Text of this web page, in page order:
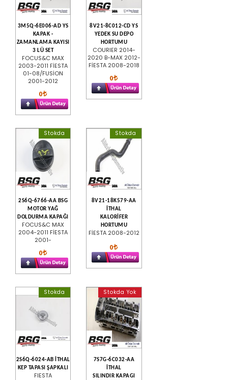
3M5Q-6E006-AD YS
KAPAK -
ZAMANLAMA KAYISI
3 LÜ SET
FOCUS&C MAX
2003-2011 FİESTA
01-08/FUSİON
2001-2012
0
8V21-8C012-CD YS
YEDEK SU DEPO
HORTUMU
COURIER 2014-
2020 B-MAX 2012-
FİESTA 2008-2018
0
Stokda
2S6Q-6766-AA BSG
MOTOR YAĞ
DOLDURMA KAPAĞI
FOCUS&C MAX
2004-2011 FİESTA
2001-
0
Stokda
8V21-18K579-AA
İTHAL
KALORİFER
HORTUMU
FİESTA 2008-2012
0
Stokda
2S6Q-6024-AB İTHAL
KEP TAPASI ŞAPKALI
FIESTA
Stokda Yok
7S7G-6C032-AA
İTHAL
SILINDIR KAPAGI